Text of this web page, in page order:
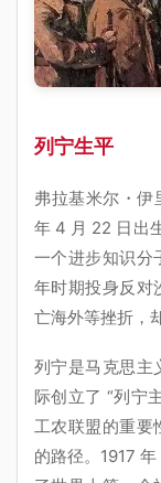
列宁生平
弗拉基米尔・伊
年 4 月 22 日出
一个进步知识分
年时期投身反对
亡海外等挫折，
列宁是马克思主
际创立了 “列宁
工农联盟的重要
的路径。1917